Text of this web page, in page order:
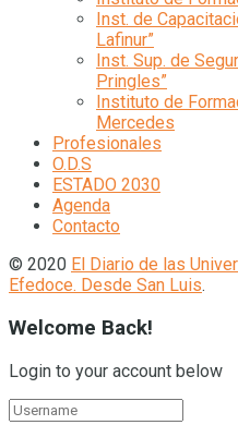
Inst. de
Lafinur”
Inst. Sup. de
Pringles”
Instituto de
Mercedes
Profesionales
O.D.S
ESTADO 2030
Agenda
Contacto
© 2020 El Diario de las
Efedoce. Desde San Luis.
Welcome Back!
Login to your account below